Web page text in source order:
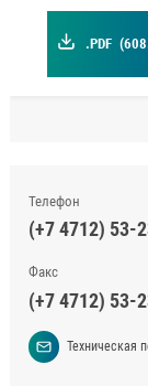
.PDF
Телефон
(+7 4712) 53-
Факс
(+7 4712) 53-
Техническая